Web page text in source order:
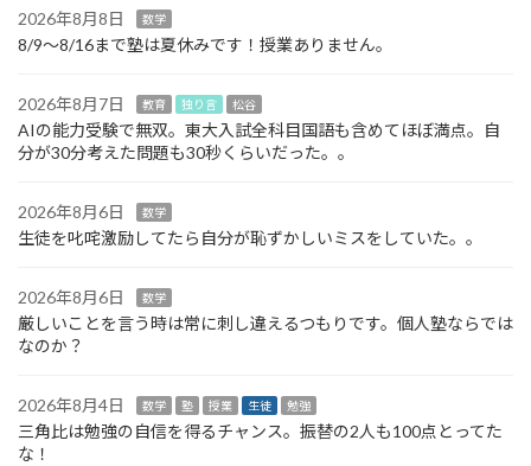
2026年8月8日 数学
8/9～8/16まで塾は夏休みです！授業ありません。
2026年8月7日 教育 独り言 松谷
AIの能力受験で無双。東大入試全科目国語も含めてほぼ満点。自
分が30分考えた問題も30秒くらいだった。。
2026年8月6日 数学
生徒を叱咤激励してたら自分が恥ずかしいミスをしていた。。
2026年8月6日 数学
厳しいことを言う時は常に刺し違えるつもりです。個人塾ならでは
なのか？
2026年8月4日 数学 塾 授業 生徒 勉強
三角比は勉強の自信を得るチャンス。振替の2人も100点とってた
な！